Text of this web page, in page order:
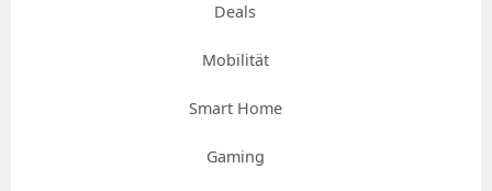
Deals
Mobilität
Smart Home
Gaming